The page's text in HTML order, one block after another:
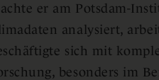
er am Potsdam-
analysiert,
sich mit
besonders im